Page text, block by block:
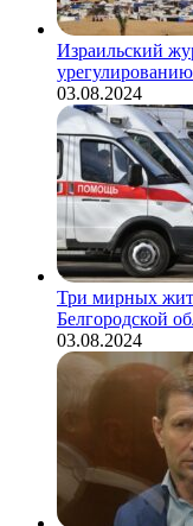
Израильский
03.08.2024
Три мирных
Белгородской
03.08.2024